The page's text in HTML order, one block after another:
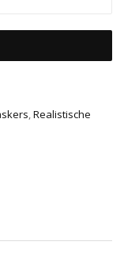
Realistische